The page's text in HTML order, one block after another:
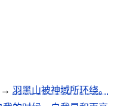
→ 羽黑山被神域所环绕。